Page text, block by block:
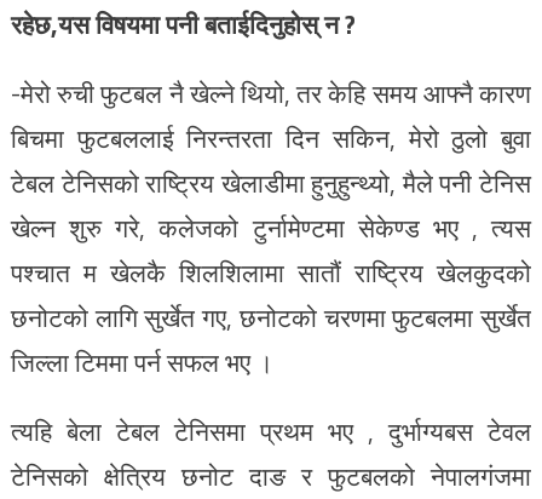
रहेछ,यस विषयमा पनी बताईदिनुहोस् न ?
-मेरो रुची फुटबल नै खेल्ने थियो, तर केहि समय आफ्नै कारण
बिचमा फुटबललाई निरन्तरता दिन सकिन, मेरो ठुलो बुवा
टेबल टेनिसको राष्ट्रिय खेलाडीमा हुनुहुन्थ्यो, मैले पनी टेनिस
खेल्न शुरु गरे, कलेजको टुर्नामेण्टमा सेकेण्ड भए , त्यस
पश्चात म खेलकै शिलशिलामा सातौं राष्ट्रिय खेलकुदको
छनोटको लागि सुर्खेत गए, छनोटको चरणमा फुटबलमा सुर्खेत
जिल्ला टिममा पर्न सफल भए ।
त्यहि बेला टेबल टेनिसमा प्रथम भए , दुर्भाग्यबस टेवल
टेनिसको क्षेत्रिय छनोट दाङ र फुटबलको नेपालगंजमा